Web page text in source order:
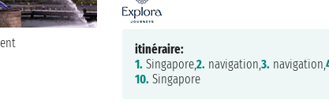
itinéraire:
1. Singapore,2. navigation,3. navigation,
10. Singapore